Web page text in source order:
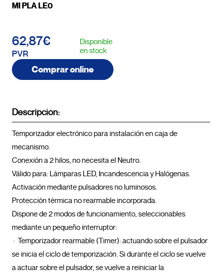
MI PLA LE0
62,87€
PVR
Disponible
en stock
Comprar online
Descripción:
Temporizador electrónico para instalación en caja de
mecanismo.
Conexión a 2 hilos, no necesita el Neutro.
Válido para: Lámparas LED, Incandescencia y Halógenas.
Activación mediante pulsadores no luminosos.
Protección térmica no rearmable incorporada.
Dispone de 2 modos de funcionamiento, seleccionables
mediante un pequeño interruptor:
se inicia el ciclo de temporización. Si durante el ciclo se vuelve
a actuar sobre el pulsador, se vuelve a reiniciar la